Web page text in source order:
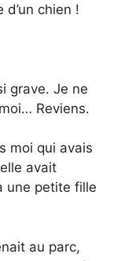
chien !
grave. Je ne
Reviens.
moi qui avais
avait
une petite fille
au parc,